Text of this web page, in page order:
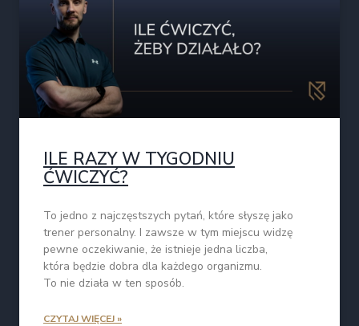
ILE RAZY W TYGODNIU
ĆWICZYĆ?
To jedno z najczęstszych pytań, które słyszę jako
trener personalny. I zawsze w tym miejscu widzę
pewne oczekiwanie, że istnieje jedna liczba,
która będzie dobra dla każdego organizmu.
To nie działa w ten sposób.
CZYTAJ WIĘCEJ »